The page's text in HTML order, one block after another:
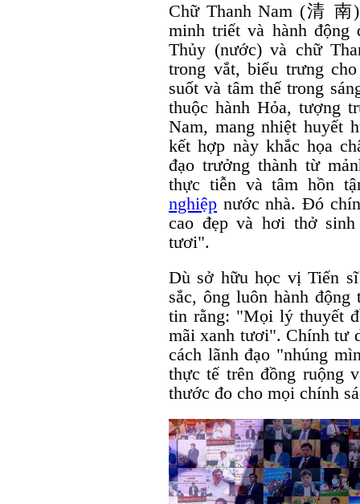
Chữ Thanh Nam (清 南
minh triết và hành
Thủy (nước) và chữ
trong vắt, biểu trưng
suốt và tâm thế trong
thuộc hành Hỏa, tượng
Nam, mang nhiệt huyết
kết hợp này khắc họa
đạo trưởng thành từ
thực tiễn và tâm hồn
nghiệp nước nhà. Đó
cao đẹp và hơi thở
tươi".
Dù sở hữu học vị Tiến
sắc, ông luôn hành
tin rằng: "Mọi lý thuyết
mãi xanh tươi". Chính tư
cách lãnh đạo "nhúng
thực tế trên đồng ruộng
thước đo cho mọi chính